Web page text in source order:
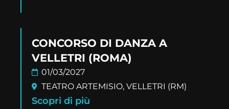
CONCORSO DI DANZA A
VELLETRI (ROMA)
01/03/2027
TEATRO ARTEMISIO, VELLETRI (RM)
Scopri di più